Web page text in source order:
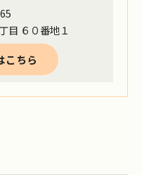
目 ６０番地１
こちら